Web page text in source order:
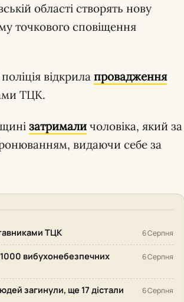
області створять нову
точкового сповіщення
відкрила провадження
ТЦК.
затримали чоловіка, який за
видаючи себе за
ТЦК 6 Серпня
вибухонебезпечних
6 Серпня
загинули, ще 17 дістали
6 Серпня